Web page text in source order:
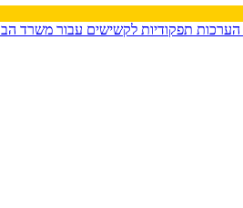
הערכות תפקודיות לקשישים עבור משרד